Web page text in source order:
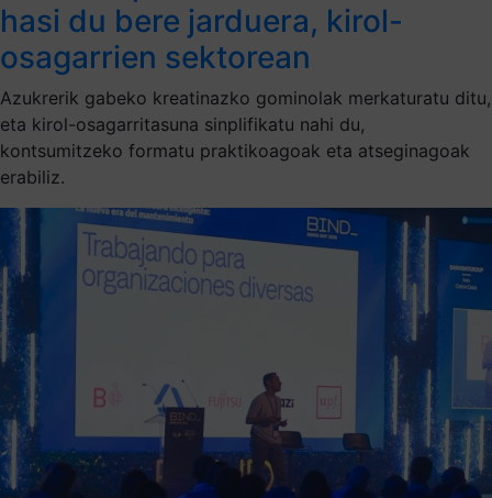
hasi du bere jarduera, kirol-
osagarrien sektorean
Azukrerik gabeko kreatinazko gominolak merkaturatu ditu,
eta kirol-osagarritasuna sinplifikatu nahi du,
kontsumitzeko formatu praktikoagoak eta atseginagoak
erabiliz.